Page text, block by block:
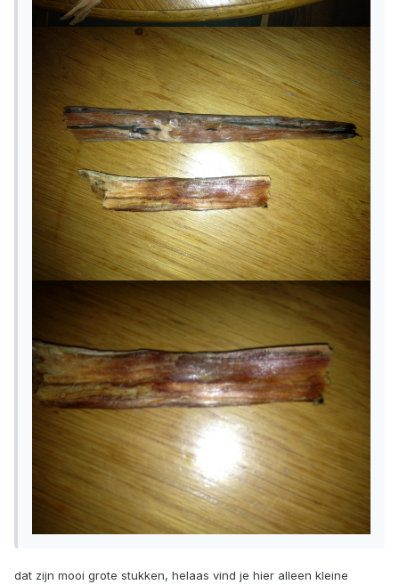
dat zijn mooi grote stukken, helaas vind je hier alleen kleine